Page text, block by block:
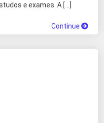
e exames. A […]
Continue